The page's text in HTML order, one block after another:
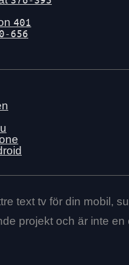
401
656
text tv för din mobil,
projekt och är inte